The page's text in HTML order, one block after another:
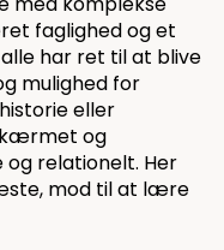
faglighed og et
har ret til at blive
mulighed for
eller
og
relationelt. Her
mod til at lære